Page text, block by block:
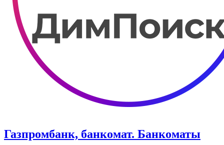
Газпромбанк, банкомат. Банкоматы